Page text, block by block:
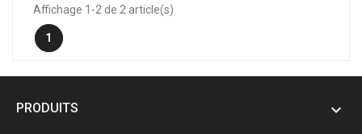
Affichage 1-2 de 2 article(s)
1
PRODUITS 